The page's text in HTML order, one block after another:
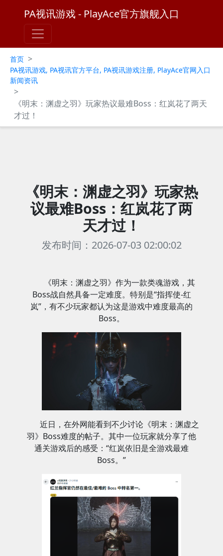
PA视讯游戏 - PlayAce官方旗舰入口
首页 >
PA视讯游戏, PA视讯官方平台, PA视讯游戏注册, PlayAce官网入口
新闻资讯
>
《明末：渊虚之羽》玩家热议最难Boss：红岚花了两天
才过！
《明末：渊虚之羽》玩家热
议最难Boss：红岚花了两
天才过！
发布时间：2026-07-03 02:00:02
《明末：渊虚之羽》作为一款类魂游戏，其
Boss战自然具备一定难度。特别是“指挥使-红
岚”，有不少玩家都认为这是游戏中难度最高的
Boss。
近日，在外网能看到不少讨论《明末：渊虚之
羽》Boss难度的帖子。其中一位玩家就分享了他
通关游戏后的感受：“红岚依旧是全游戏最难
Boss。”